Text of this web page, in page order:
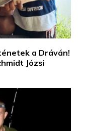
a Dráván!
Józsi